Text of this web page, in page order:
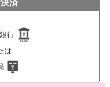
済
行
は